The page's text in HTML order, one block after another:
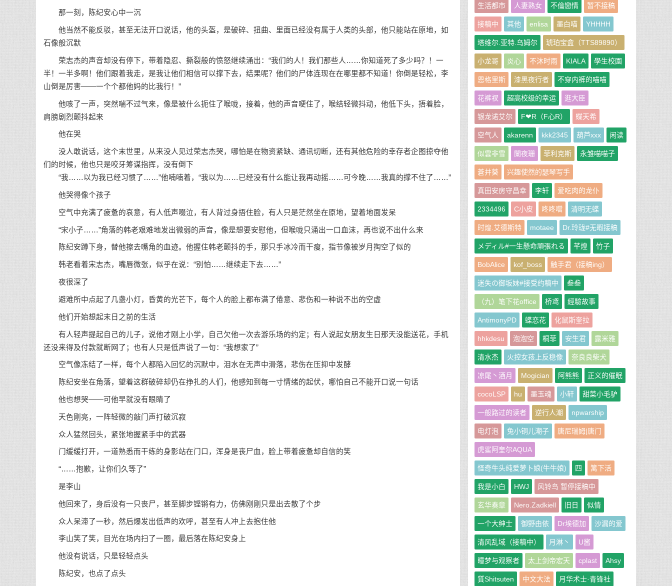
那一刻，陈纪安心中一沉
他当然不能反驳，甚至无法开口说话，他的头盔，是破碎、扭曲、里面已经没有属于人类的头部，他只能站在原地，如
石像般沉默
荣志杰的声音却没有停下，带着隐忍、撕裂般的愤怒继续涌出：“我们的人！我们那些人……你知道死了多少吗？！一
半！一半多啊！他们跟着我走，是我让他们相信可以撑下去，结果呢？他们的尸体连现在在哪里都不知道！你倒是轻松，李
山倒是厉害——一个个都他妈的比我行！”
他咳了一声，突然喘不过气来，像是被什么扼住了喉咙，接着，他的声音哽住了，喉结轻微抖动，他低下头，捂着脸，
肩膀剧烈颤抖起来
他在哭
没人敢说话，这个末世里，从来没人见过荣志杰哭，哪怕是在物资紧缺、通讯切断，还有其他危险的幸存者企图掠夺他
们的时候，他也只是咬牙筹谋指挥，没有倒下
“我……以为我已经习惯了……”他喃喃着，“我以为……已经没有什么能让我再动摇……可今晚……我真的撑不住了……”
他哭得像个孩子
空气中充满了疲惫的哀意，有人低声啜泣，有人背过身捂住脸，有人只是茫然坐在原地，望着地面发呆
“宋小子……”角落的韩老艰难地发出微弱的声音，像是想要安慰他，但喉咙只涌出一口血沫，再也说不出什么来
陈纪安蹲下身，替他擦去嘴角的血迹。他握住韩老颤抖的手，那只手冰冷而干瘦，指节像被岁月掏空了似的
韩老看着宋志杰，嘴唇微张，似乎在说：“别怕……继续走下去……”
夜很深了
避难所中点起了几盏小灯，昏黄的光芒下，每个人的脸上都布满了倦意、悲伤和一种说不出的空虚
他们开始想起末日之前的生活
有人轻声提起自己的儿子，说他才刚上小学，自己欠他一次去游乐场的约定；有人说起女朋友生日那天没能送花，手机
还没来得及付款就断网了；也有人只是低声说了一句：“我想家了”
空气像冻结了一样，每个人都陷入回忆的沉默中，泪水在无声中滑落，悲伤在压抑中发酵
陈纪安坐在角落，望着这群破碎却仍在挣扎的人们，他感知到每一寸情绪的起伏，哪怕自己不能开口说一句话
他也想哭——可他早就没有眼睛了
天色刚亮，一阵轻微的敲门声打破沉寂
众人猛然回头，紧张地握紧手中的武器
门缓缓打开，一道熟悉而干练的身影站在门口，浑身是丧尸血，脸上带着疲惫却自信的笑
“……抱歉，让你们久等了”
是李山
他回来了，身后没有一只丧尸，甚至脚步铿锵有力，仿佛刚刚只是出去散了个步
众人呆滞了一秒，然后爆发出低声的欢呼，甚至有人冲上去抱住他
李山笑了笑，目光在场内扫了一圈，最后落在陈纪安身上
他没有说话，只是轻轻点头
陈纪安，也点了点头
生活都市 人妻熟女 不倫戀情 暂不接稿
接稿中 其他 enlisa 墨白喵 YHHHH
塔维尔.亚特.乌姆尔 琥珀宝盒（TTS89890）
小龙哥 炎心 不沐时雨 KIALA 學生校園
恩格里斯 漆黑夜行者 不穿内裤的喵喵
花裤衩 超高校级的幸运 逛大臣
银龙诺艾尔 F❤R（F心R） 蝶天希
空气人 akarenn kkk2345 葫芦xxx 闲读
似雲非雪 闌夜珊 菲利克斯 永雏喵喵子
蒼井葵 兴趣使然的瑟琴写手
真田安房守昌幸 李轩 爱吃肉的龙仆
2334496 C小皮 咚咚噹 清明无蝶
时煌.艾德斯特 motaee Dr.玲珑#无暇接稿
メディル#一生懸命頑張れる 芊煌 竹子
BobAlice kof_boss 触手君（接稿ing）
迷失の御坂妹#接受约稿中 叁叁
（九）笔下花office 桥鸢 經驗故事
AntimonyPD 蝶恋花 化鼠斯奎拉
hhkdesu 泡泡空 桐菲 安生君 露米雅
清水杰 火控女孩上反稳像 奈良良柴犬
凉尾丶酒月 Mogician 阿熊熊 正义的催眠
cocoLSP hu 墨玉魂 小轩 甜菜小毛驴
一般路过的读者 逆行人潮 npwarship
电灯泡 兔小铜儿潮子 唐尼瑞姆|唐门
虎鲨阿奎尔AQUA
怪奇牛头纯爱萝卜娘(牛牛娘) 四 篱下活
我是小白 HWJ 风铃鸟 暂停接稿中
玄华奏章 Nero.Zadkiell 旧日 似情
一个大绅士 御野由依 Dr埃德加 沙漏的爱
清风乱域（接稿中） 月淋丶 U酱
瞳梦与观察者 太上剑帝宏天 cplast Ahsy
質Shitsuten 中文大法 月华术士·青锋社